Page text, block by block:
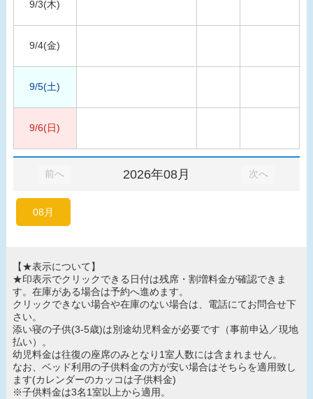
9/3(木)
9/4(金)
9/5(土)
9/6(日)
前へ 2026年08月 次へ
08月
【★表示について】
★印表示でクリックできる日付は残席・割増料金が確認できま
す。在庫がある場合は予約へ進めます。
クリックできない場合や在庫のない場合は、電話にてお問合せ下
さい。
添い寝の子供(3-5歳)は別途幼児料金が必要です（事前申込／現地
払い）。
幼児料金は往復の座席のみとなり1室人数には含まれません。
なお、ベッド利用の子供料金の方が安い場合はそちらを適用致し
ます(カレンダーのカッコは子供料金)
※子供料金は3名1室以上から適用。